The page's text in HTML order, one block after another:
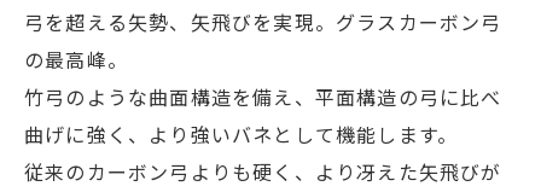
弓を超える矢勢、矢飛びを実現。グラスカーボン弓
の最高峰。
竹弓のような曲面構造を備え、平面構造の弓に比べ
曲げに強く、より強いバネとして機能します。
従来のカーボン弓よりも硬く、より冴えた矢飛びが